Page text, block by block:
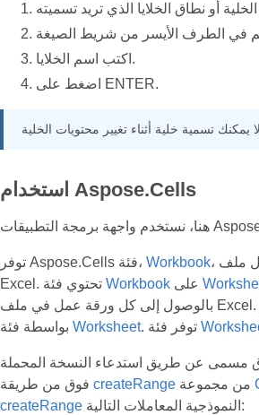
اكتب اسم الخلايا.
اضغط على ENTER.
استخدام Aspose.Cells
توفر Aspose.Cells فئة، Workbook، التي تمثل ملف Microsoft
Workbook
بالوصول إلى كل ورقة عمل في ملف Excel. يُمثل ورقة العمل
Worksheet
مسمى عن طريق استدعاء النسخة المحملة
createRange
createRange
النموذجية المعاملات التالية: